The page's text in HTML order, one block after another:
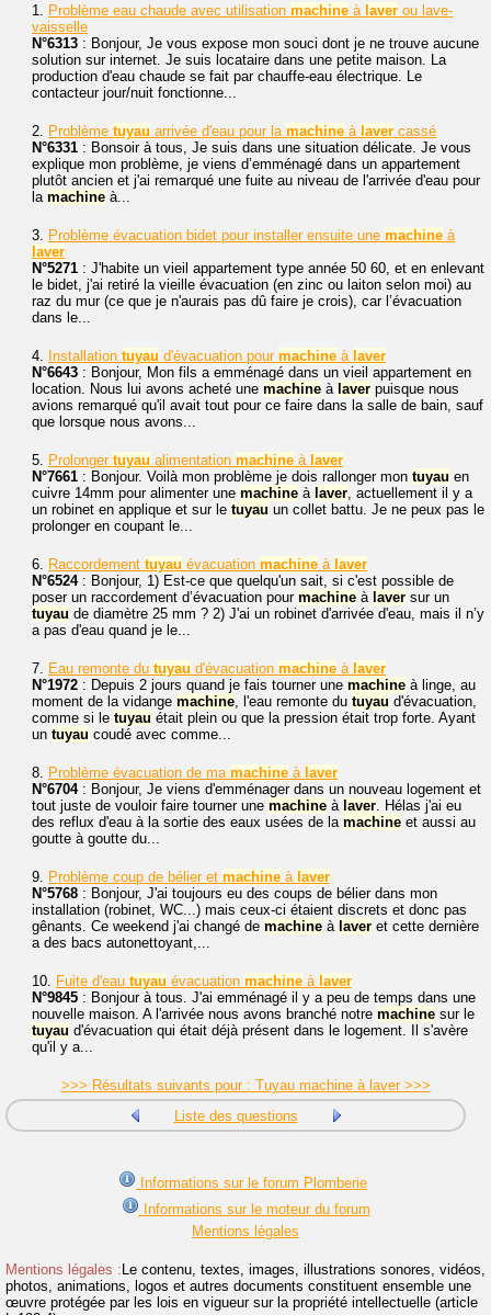
1. Problème eau chaude avec utilisation machine à laver ou lave-
vaisselle
N°6313 : Bonjour, Je vous expose mon souci dont je ne trouve aucune
solution sur internet. Je suis locataire dans une petite maison. La
production d'eau chaude se fait par chauffe-eau électrique. Le
contacteur jour/nuit fonctionne...
2. Problème tuyau arrivée d'eau pour la machine à laver cassé
N°6331 : Bonsoir à tous, Je suis dans une situation délicate. Je vous
explique mon problème, je viens d’emménagé dans un appartement
plutôt ancien et j'ai remarqué une fuite au niveau de l'arrivée d'eau pour
la machine à...
3. Problème évacuation bidet pour installer ensuite une machine à
laver
N°5271 : J'habite un vieil appartement type année 50 60, et en enlevant
le bidet, j'ai retiré la vieille évacuation (en zinc ou laiton selon moi) au
raz du mur (ce que je n'aurais pas dû faire je crois), car l’évacuation
dans le...
4. Installation tuyau d'évacuation pour machine à laver
N°6643 : Bonjour, Mon fils a emménagé dans un vieil appartement en
location. Nous lui avons acheté une machine à laver puisque nous
avions remarqué qu'il avait tout pour ce faire dans la salle de bain, sauf
que lorsque nous avons...
5. Prolonger tuyau alimentation machine à laver
N°7661 : Bonjour. Voilà mon problème je dois rallonger mon tuyau en
cuivre 14mm pour alimenter une machine à laver , actuellement il y a
un robinet en applique et sur le tuyau un collet battu. Je ne peux pas le
prolonger en coupant le...
6. Raccordement tuyau évacuation machine à laver
N°6524: Bonjour, 1) Est-ce que quelqu'un sait, si c'est possible de
poser un raccordement d’évacuation pour machine à laver sur un
tuyau de diamètre 25 mm ? 2) J'ai un robinet d'arrivée d'eau, mais il n’y
a pas d'eau quand je le...
7. Eau remonte du tuyau d'évacuation machine à laver
N°1972 : Depuis 2 jours quand je fais tourner une machine à linge, au
moment de la vidange machine , l'eau remonte du tuyau d'évacuation,
comme si le tuyau était plein ou que la pression était trop forte. Ayant
un tuyau coudé avec comme...
8. Problème évacuation de ma machine à laver
N°6704: Bonjour, Je viens d'emménager dans un nouveau logement et
tout juste de vouloir faire tourner une machine à laver . Hélas j'ai eu
des reflux d'eau à la sortie des eaux usées de la machine et aussi au
goutte à goutte du...
9. Problème coup de bélier et machine à laver
N°5768 : Bonjour, J'ai toujours eu des coups de bélier dans mon
installation (robinet, WC...) mais ceux-ci étaient discrets et donc pas
gênants. Ce weekend j'ai changé de machine à laver et cette dernière
a des bacs autonettoyant,...
10. Fuite d'eau tuyau évacuation machine à laver
N°9845 : Bonjour à tous. J'ai emménagé il y a peu de temps dans une
nouvelle maison. A l'arrivée nous avons branché notre machine sur le
tuyau d'évacuation qui était déjà présent dans le logement. Il s'avère
qu'il y a...
>>> Résultats suivants pour : Tuyau machine à laver >>>
Liste des questions
Informations sur le forum Plomberie
Informations sur le moteur du forum
Mentions légales
Mentions légales :Le contenu, textes, images, illustrations sonores, vidéos,
photos, animations, logos et autres documents constituent ensemble une
œuvre protégée par les lois en vigueur sur la propriété intellectuelle (article